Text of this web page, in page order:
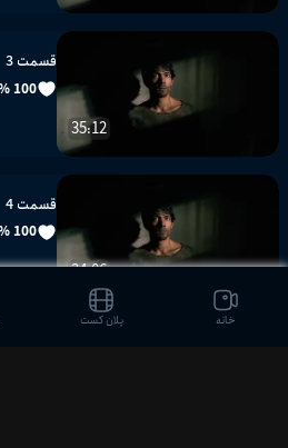
35:12
قسمت 3
100 %
34:06
قسمت 4
100 %
خانه پلان کست